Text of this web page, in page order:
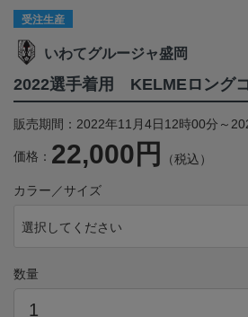
受注生産
いわてグルージャ盛岡
2022選手着用 KELMEロング
販売期間：2022年11月4日12時00分～
価格： 22,000円 （税込）
カラー／サイズ
選択してください
数量